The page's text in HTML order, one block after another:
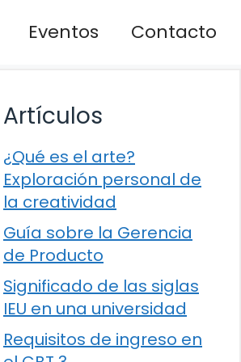
Eventos Contacto
Artículos
¿Qué es el arte?
Exploración personal de
la creatividad
Guía sobre la Gerencia
de Producto
Significado de las siglas
IEU en una universidad
Requisitos de ingreso en